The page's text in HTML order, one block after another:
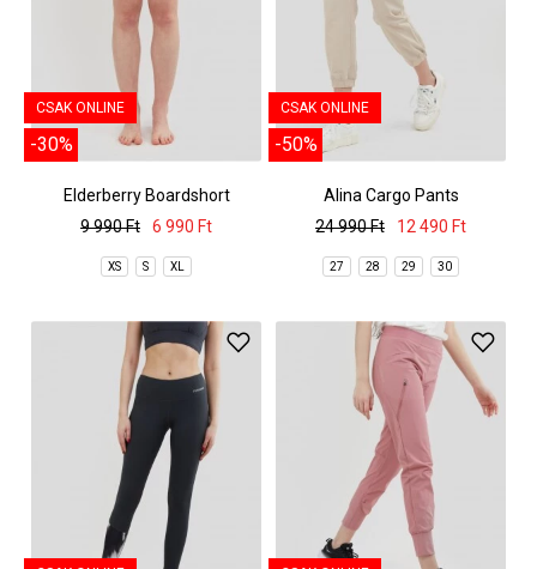
CSAK ONLINE
-30%
Elderberry Boardshort
9 990 Ft
6 990 Ft
XS S XL
CSAK ONLINE
-50%
Alina Cargo Pants
24 990 Ft
12 490 Ft
27 28 29 30